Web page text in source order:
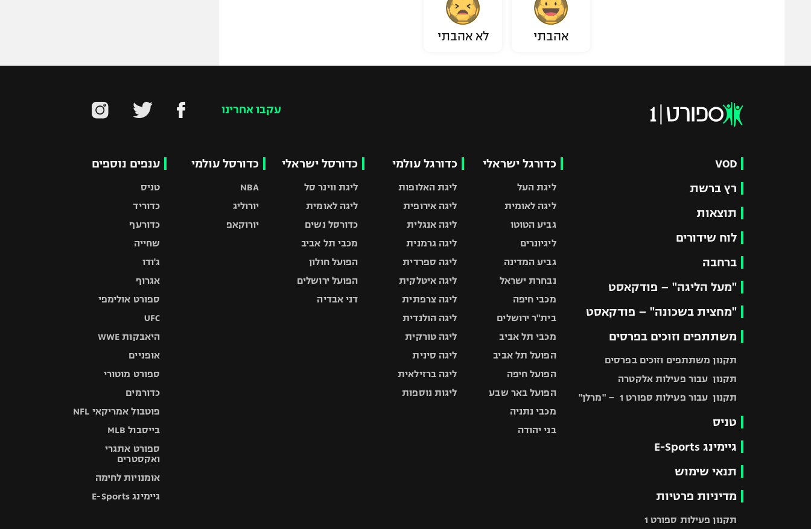
אהבתי לא אהבתי
עקבו אחרינו
VOD
רץ ברשת
תוצאות
לוח שידורים
ברחבה
"מעל הליגה" – פודקאסט
"מחצית בשכונה" – פודקאסט
משתתפים וזוכים בפרסים
תקנון משתתפים וזוכים בפרסים
תקנון עבור פעילות אלקטרה
תקנון עבור פעילות ספורט 1 – "מרלן"
טניס
גיימינג E-Sports
תנאי שימוש
מדיניות פרטיות
תקנון פעילות ספורט 1
כדורגל ישראלי
ליגת העל
ליגה לאומית
גביע הטוטו
ליגיונרים
גביע המדינה
נבחרת ישראל
מכבי חיפה
בית"ר ירושלים
מכבי תל אביב
הפועל תל אביב
הפועל חיפה
הפועל באר שבע
מכבי נתניה
בני יהודה
כדורגל עולמי
ליגת האלופות
ליגה אירופית
ליגה אנגלית
ליגה גרמנית
ליגה ספרדית
ליגה איטלקית
ליגה צרפתית
ליגה הולנדית
ליגה טורקית
ליגה סינית
ליגה ברזילאית
ליגות נוספות
כדורסל ישראלי
ליגת ווינר סל
ליגה לאומית
כדורסל נשים
מכבי תל אביב
הפועל חולון
הפועל ירושלים
דני אבדיה
כדורסל עולמי
NBA
יורוליג
יורוקאפ
ענפים נוספים
טניס
כדוריד
כדורעף
שחייה
ג'ודו
אגרוף
ספורט אולימפי
UFC
היאבקות WWE
אופניים
ספורט מוטורי
כדורמים
פוטבול אמריקאי NFL
בייסבול MLB
ספורט אתגרי
ואקסטרים
אומנויות לחימה
גיימינג E-Sports